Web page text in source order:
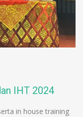
IHT 2024
in house training